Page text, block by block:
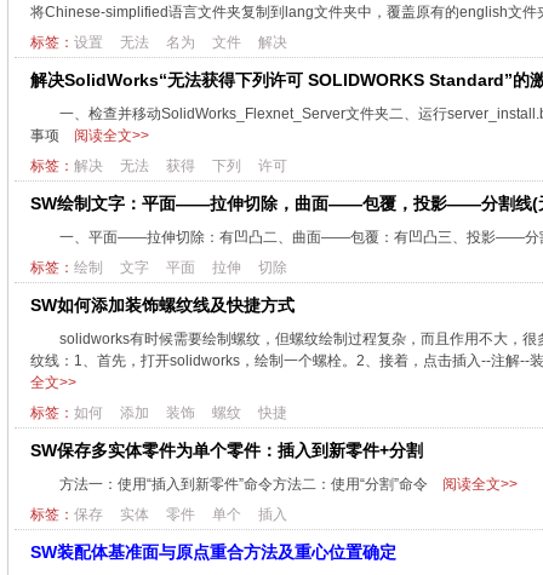
将Chinese-simplified语言文件夹复制到lang文件夹中，覆盖原有的english文
标签： 设置 无法 名为 文件 解决
解决SolidWorks“无法获得下列许可 SOLIDWORKS Standard”的
一、检查并移动SolidWorks_Flexnet_Server文件夹二、运行
事项
阅读全文>>
标签： 解决 无法 获得 下列 许可
SW绘制文字：平面——拉伸切除，曲面——包覆，投影——分割线(
一、平面——拉伸切除：有凹凸二、曲面——包覆：有凹凸三、投影——
标签： 绘制 文字 平面 拉伸 切除
SW如何添加装饰螺纹线及快捷方式
solidworks有时候需要绘制螺纹，但螺纹绘制过程复杂，而且作用不大，
纹线：1、首先，打开solidworks，绘制一个螺栓。2、接着，点击插入--注解
全文>>
标签： 如何 添加 装饰 螺纹 快捷
SW保存多实体零件为单个零件：插入到新零件+分割
方法一：使用“插入到新零件”命令方法二：使用“分割”命令
阅读全文>>
标签： 保存 实体 零件 单个 插入
SW装配体基准面与原点重合方法及重心位置确定